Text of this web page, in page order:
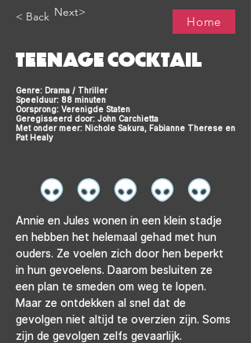
< Back Next>
Home
TEENAGE COCKTAIL
Genre: Drama / Thriller
Speelduur: 88 minuten
Oorsprong: Verenigde Staten
Geregisseerd door: John Carchietta
Met onder meer: Nichole Sakura, Fabianne Therese en
Pat Healy
Annie en Jules wonen in een klein stadje
en hebben het helemaal gehad met hun
ouders. Ze voelen zich door hen beperkt
in hun gevoelens. Daarom besluiten ze
een plan te smeden om weg te lopen.
Maar ze ontdekken al snel dat de
gevolgen niet altijd te overzien zijn. Soms
zijn de gevolgen zelfs gevaarlijk.